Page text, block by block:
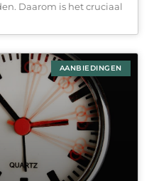
Daarom is het cruciaal
AANBIEDINGEN